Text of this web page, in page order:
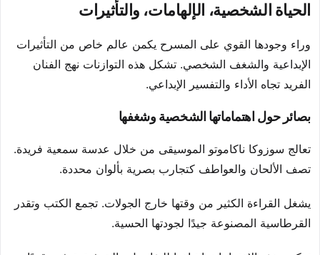
الحياة الشخصية، الإلهامات، والتأثيرات
وراء وجودها القوي على المسرح يكمن عالم خاص من التأثيرات
الإبداعية والشغف الشخصي. تشكل هذه التوازنات نهج الفنان
الفريد تجاه الأداء والتفسير الإبداعي.
بصائر حول اهتماماتها الشخصية وشغفها
تعالج سوزوكا ناكاموتو الموسيقى من خلال عدسة سمعية فريدة.
تصف الألحان والعواطف كتجارب بصرية بألوان محددة.
يشغل القراءة الكثير من وقتها خارج الجولات. تجمع الكتب وتقدر
القرطاسية المصنوعة جيدًا لجودتها الحسية.